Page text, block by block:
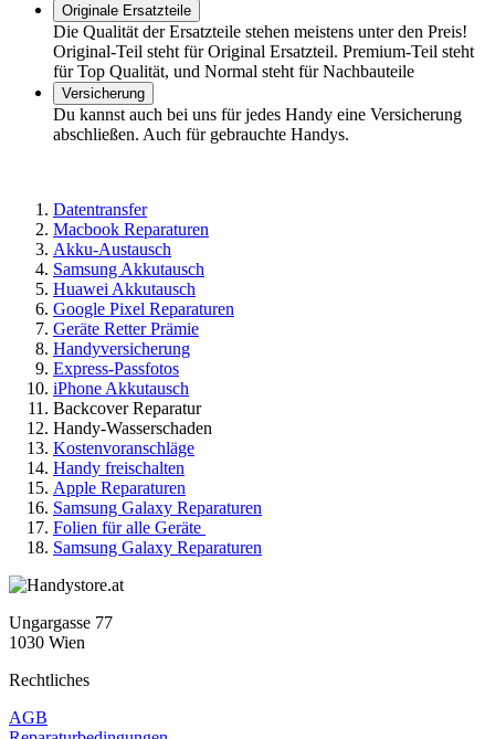
Originale Ersatzteile
Die Qualität der Ersatzteile stehen meistens unter den Preis!
Original-Teil steht für Original Ersatzteil. Premium-Teil steht
für Top Qualität, und Normal steht für Nachbauteile
Versicherung
Du kannst auch bei uns für jedes Handy eine Versicherung
abschließen. Auch für gebrauchte Handys.
Datentransfer
Macbook Reparaturen
Akku-Austausch
Samsung Akkutausch
Huawei Akkutausch
Google Pixel Reparaturen
Geräte Retter Prämie
Handyversicherung
Express-Passfotos
iPhone Akkutausch
Backcover Reparatur
Handy-Wasserschaden
Kostenvoranschläge
Handy freischalten
Apple Reparaturen
Samsung Galaxy Reparaturen
Folien für alle Geräte
Samsung Galaxy Reparaturen
Ungargasse 77
1030 Wien
Rechtliches
AGB